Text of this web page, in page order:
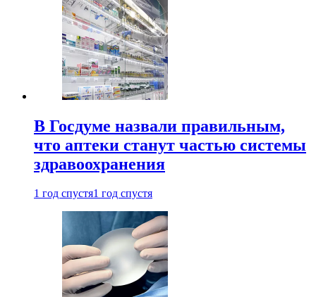
В Госдуме назвали правильным,
что аптеки станут частью системы
здравоохранения
1 год спустя1 год спустя